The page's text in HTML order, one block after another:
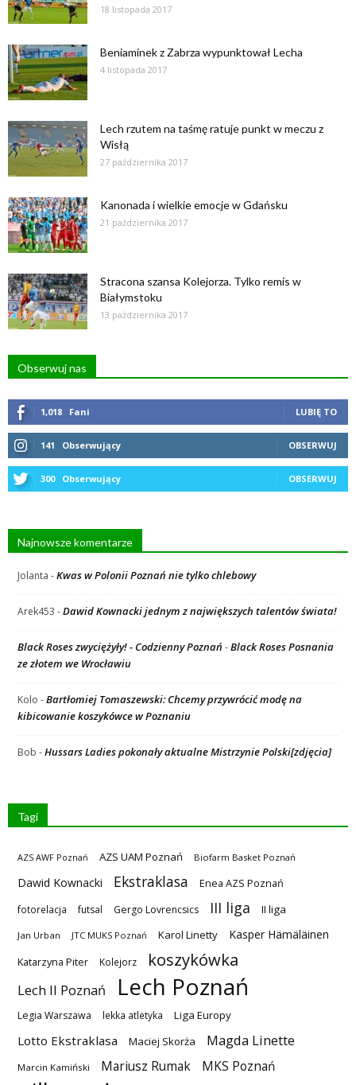
18 listopada 2017
Beniaminek z Zabrza wypunktował Lecha
4 listopada 2017
Lech rzutem na taśmę ratuje punkt w meczu z
Wisłą
27 października 2017
Kanonada i wielkie emocje w Gdańsku
21 października 2017
Stracona szansa Kolejorza. Tylko remis w
Białymstoku
13 października 2017
Obserwuj nas
1,018 Fani LUBIĘ TO
141 Obserwujący OBSERWUJ
300 Obserwujący OBSERWUJ
Najnowsze komentarze
Jolanta -Kwas w Polonii Poznań nie tylko chlebowy
Arek453 -Dawid Kownacki jednym z największych talentów świata!
Black Roses zwyciężyły! - Codzienny Poznań -Black Roses Posnania
ze złotem we Wrocławiu
Kolo -Bartłomiej Tomaszewski: Chcemy przywrócić modę na
kibicowanie koszykówce w Poznaniu
Bob -Hussars Ladies pokonały aktualne Mistrzynie Polski[zdjęcia]
Tagi
AZS AWF Poznań AZS UAM Poznań Biofarm Basket Poznań
Dawid Kownacki Ekstraklasa Enea AZS Poznań
fotorelacja futsal Gergo Lovrencsics III liga II liga
Jan Urban JTC MUKS Poznań Karol Linetty Kasper Hämäläinen
Katarzyna Piter Kolejorz koszykówka
Lech II Poznań Lech Poznań
Legia Warszawa lekka atletyka Liga Europy
Lotto Ekstraklasa Maciej Skorża Magda Linette
Marcin Kamiński Mariusz Rumak MKS Poznań